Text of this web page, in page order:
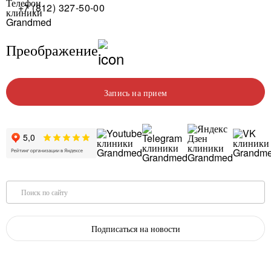
+7 (812) 327-50-00
Преображение
Запись на прием
Поиск по сайту
Подписаться на новости